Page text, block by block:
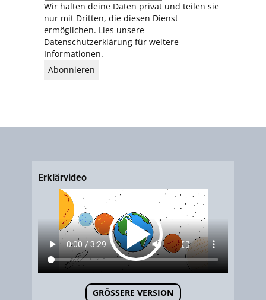
Wir halten deine Daten privat und teilen sie
nur mit Dritten, die diesen Dienst
ermöglichen. Lies unsere
Datenschutzerklärung für weitere
Informationen.
Hyperlink
Erklärvideo
GRÖSSERE VERSION